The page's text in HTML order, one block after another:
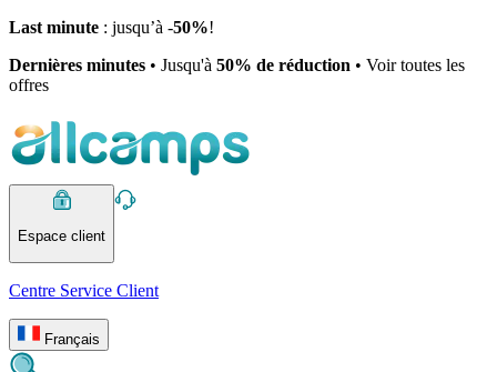
Last minute : jusqu’à -50%!
Dernières minutes • Jusqu'à 50% de réduction • Voir toutes les
offres
Espace client
Centre Service Client
Français